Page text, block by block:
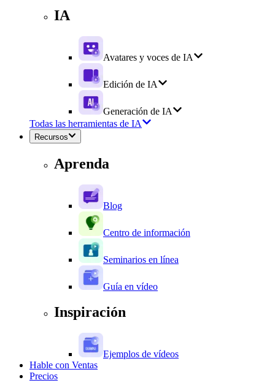
IA
Avatares y voces de IA
Edición de IA
Generación de IA
Todas las herramientas de IA
Recursos
Aprenda
Blog
Centro de información
Seminarios en línea
Guía en vídeo
Inspiración
Ejemplos de vídeos
Hable con Ventas
Precios